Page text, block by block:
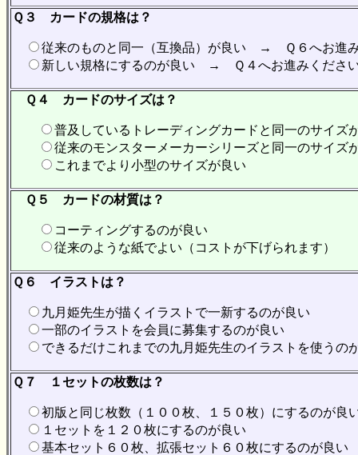
Ｑ３ カードの規格は？
従来のものと同一（互換品）が良い → Ｑ６へお進
新しい規格にするのが良い → Ｑ４へお進みくださ
Ｑ４ カードのサイズは？
普及しているトレーディングカードと同一のサイズ
従来のモンスターメーカーシリーズと同一のサイズ
これまでより小型のサイズが良い
Ｑ５ カードの材質は？
コーティングするのが良い
従来のような紙でよい（コストが下げられます）
Ｑ６ イラストは？
九月姫先生が描くイラストで一新するのが良い
一部のイラストを会員に募集するのが良い
できるだけこれまでの九月姫先生のイラストを使うの
Ｑ７ １セットの枚数は？
初版と同じ枚数（１００枚、１５０枚）にするのが良
１セットを１２０枚にするのが良い
基本セット６０枚、拡張セット６０枚にするのが良い